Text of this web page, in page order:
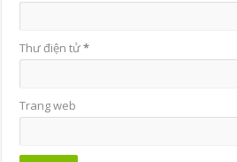
Thư điện tử*
Trang web